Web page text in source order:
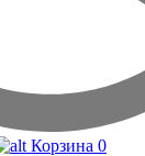
Корзина 0